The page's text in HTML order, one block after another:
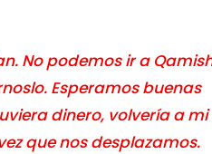
No podemos ir a
Esperamos buenas
dinero, volvería a mi
que nos desplazamos.